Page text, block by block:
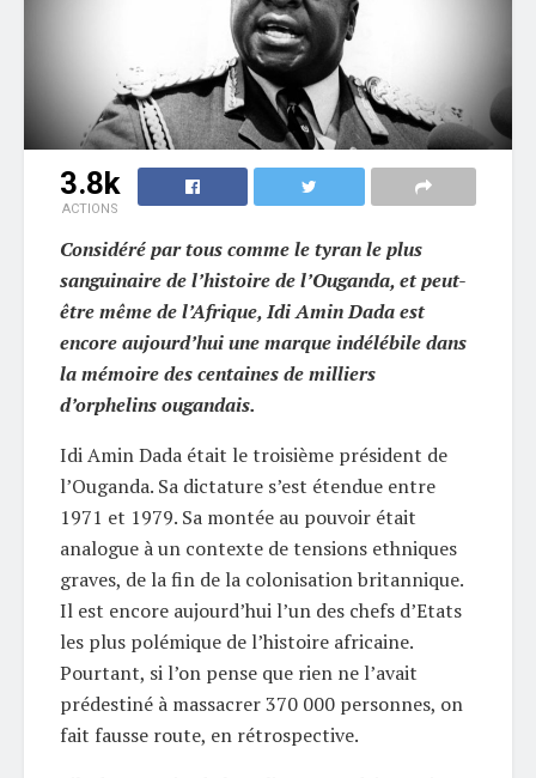
3.8k
ACTIONS
Considéré par tous comme le tyran le plus
sanguinaire de l’histoire de l’Ouganda, et peut-
être même de l’Afrique, Idi Amin Dada est
encore aujourd’hui une marque indélébile dans
la mémoire des centaines de milliers
d’orphelins ougandais.
Idi Amin Dada était le troisième président de
l’Ouganda. Sa dictature s’est étendue entre
1971 et 1979. Sa montée au pouvoir était
analogue à un contexte de tensions ethniques
graves, de la fin de la colonisation britannique.
Il est encore aujourd’hui l’un des chefs d’Etats
les plus polémique de l’histoire africaine.
Pourtant, si l’on pense que rien ne l’avait
prédestiné à massacrer 370 000 personnes, on
fait fausse route, en rétrospective.